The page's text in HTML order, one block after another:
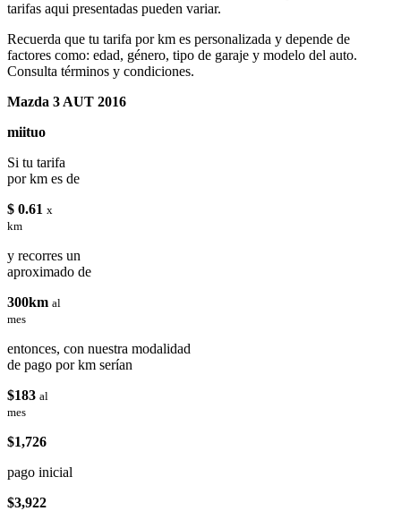
tarifas aqui presentadas pueden variar.
Recuerda que tu tarifa por km es personalizada y depende de
factores como: edad, género, tipo de garaje y modelo del auto.
Consulta términos y condiciones.
Mazda 3 AUT 2016
miituo
Si tu tarifa
por km es de
$ 0.61 x
km
y recorres un
aproximado de
300km al
mes
entonces, con nuestra modalidad
de pago por km serían
$183 al
mes
$1,726
pago inicial
$3,922